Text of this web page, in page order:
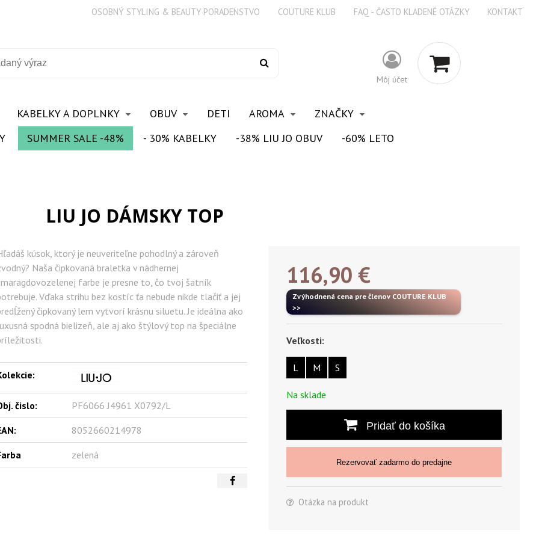
OSOBNÝ STYLING & BEAUTY PORADENSTVO COUTURE KLUB FAQ - ČASTO KLADENÉ OTÁZKY KONTAKT
Môj účet
KABELKY A DOPLNKY OBUV DETI AROMA
ZNAČKY
SUMMER SALE -48% - 30% KABELKY -38% LIU JO OBUV -60% LETO
LIU JO DÁMSKY TOP
116,90 €
Zvýhodnená cena pre členov COUTURE KLUB
>>
Veľkosti:
L M S
Na sklade
Pridať do košíka
Rezervovať zadarmo do predajne
Otázka na produkt
kúsok, ktorý je neuveriteľne pohodlný a zároveň
Naša čipkovaná braletka v nádhernej
farbe je presne to, čo tvoj šatník
Vďaka strihu bez kostíc ťa nebude nikde tlačiť a jej
čipkovaný lem vytvorí krásnu siluetu. Je ideálna ako
spodná bielizeň, ale aj ako štýlový top na špeciálne
čislo: PF6066 J4961 X0792/L
8052660214978
zelená